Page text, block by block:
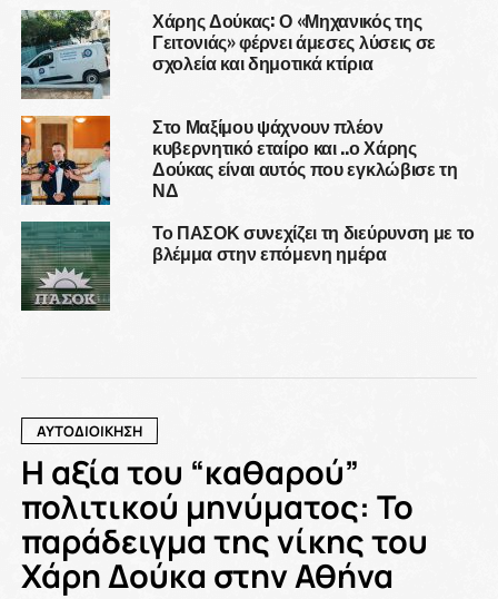
Χάρης Δούκας: Ο «Μηχανικός της
Γειτονιάς» φέρνει άμεσες λύσεις σε
σχολεία και δημοτικά κτίρια
Στο Μαξίμου ψάχνουν πλέον
κυβερνητικό εταίρο και ..ο Χάρης
Δούκας είναι αυτός που εγκλώβισε τη
ΝΔ
Το ΠΑΣΟΚ συνεχίζει τη διεύρυνση με το
βλέμμα στην επόμενη ημέρα
ΑΥΤΟΔΙΟΙΚΗΣΗ
Η αξία του “καθαρού”
πολιτικού μηνύματος: Το
παράδειγμα της νίκης του
Χάρη Δούκα στην Αθήνα